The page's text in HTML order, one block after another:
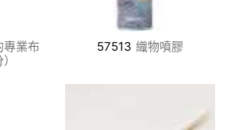
專業布
57513 織物噴膠